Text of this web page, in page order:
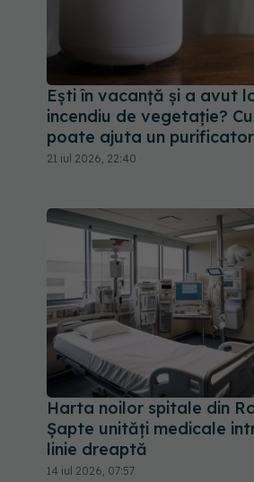
Ești în vacanță și a avut
incendiu de vegetație?
poate ajuta un
21 iul 2026, 22:40
Harta noilor spitale din
Șapte unități medicale
linie dreaptă
14 iul 2026, 07:57